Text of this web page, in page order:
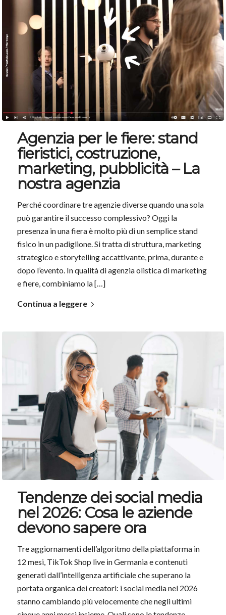
Agenzia per le fiere: stand
fieristici, costruzione,
marketing, pubblicità – La
nostra agenzia
Perché coordinare tre agenzie diverse quando una sola
può garantire il successo complessivo? Oggi la
presenza in una fiera è molto più di un semplice stand
fisico in un padiglione. Si tratta di struttura, marketing
strategico e storytelling accattivante, prima, durante e
dopo l’evento. In qualità di agenzia olistica di marketing
e fiere, combiniamo la […]
Continua a leggere
Tendenze dei social media
nel 2026: Cosa le aziende
devono sapere ora
Tre aggiornamenti dell’algoritmo della piattaforma in
12 mesi, TikTok Shop live in Germania e contenuti
generati dall’intelligenza artificiale che superano la
portata organica dei creatori: i social media nel 2026
stanno cambiando più velocemente che negli ultimi